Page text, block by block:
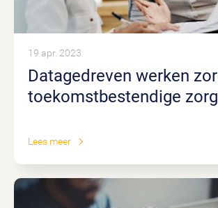
Datagedreven werken zorgt voor
toekomstbestendige zorg
19 apr. 2023
Lees meer